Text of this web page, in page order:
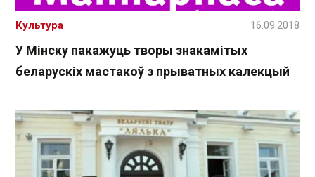
У Мінску пакажуць творы знакамітых
беларускіх мастакоў з прыватных калекцый
Культура 16.09.2018